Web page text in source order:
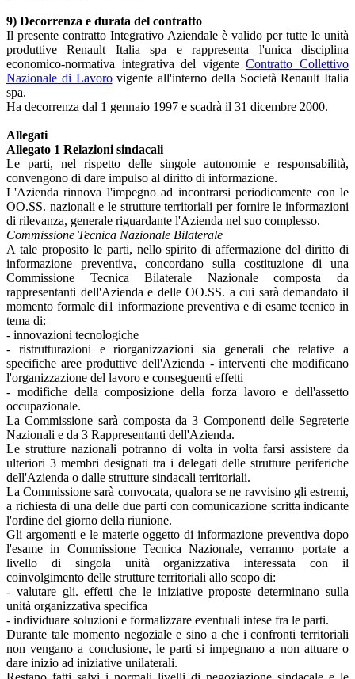
9) Decorrenza e durata del contratto
Il presente contratto Integrativo Aziendale è valido per tutte le unità
produttive Renault Italia spa e rappresenta l'unica disciplina
economico-normativa integrativa del vigenteContratto Collettivo
Nazionale di Lavorovigente all'interno della Società Renault Italia
spa.
Ha decorrenza dal 1 gennaio 1997 e scadrà il 31 dicembre 2000.
Allegati
Allegato 1 Relazioni sindacali
Le parti, nel rispetto delle singole autonomie e responsabilità,
convengono di dare impulso al diritto di informazione.
L'Azienda rinnova l'impegno ad incontrarsi periodicamente con le
OO.SS. nazionali e le strutture territoriali per fornire le informazioni
di rilevanza, generale riguardante l'Azienda nel suo complesso.
Commissione Tecnica Nazionale Bilaterale
A tale proposito le parti, nello spirito di affermazione del diritto di
informazione preventiva, concordano sulla costituzione di una
Commissione Tecnica Bilaterale Nazionale composta da
rappresentanti dell'Azienda e delle OO.SS. a cui sarà demandato il
momento formale di1 informazione preventiva e di esame tecnico in
tema di:
- innovazioni tecnologiche
- ristrutturazioni e riorganizzazioni sia generali che relative a
specifiche aree produttive dell'Azienda - interventi che modificano
l'organizzazione del lavoro e conseguenti effetti
- modifiche della composizione della forza lavoro e dell'assetto
occupazionale.
La Commissione sarà composta da 3 Componenti delle Segreterie
Nazionali e da 3 Rappresentanti dell'Azienda.
Le strutture nazionali potranno di volta in volta farsi assistere da
ulteriori 3 membri designati tra i delegati delle strutture periferiche
dell'Azienda o dalle strutture sindacali territoriali.
La Commissione sarà convocata, qualora se ne ravvisino gli estremi,
a richiesta di una delle due parti con comunicazione scritta indicante
l'ordine del giorno della riunione.
Gli argomenti e le materie oggetto di informazione preventiva dopo
l'esame in Commissione Tecnica Nazionale, verranno portate a
livello di singola unità organizzativa interessata con il
coinvolgimento delle strutture territoriali allo scopo di:
- valutare gli. effetti che le iniziative proposte determinano sulla
unità organizzativa specifica
- individuare soluzioni e formalizzare eventuali intese fra le parti.
Durante tale momento negoziale e sino a che i confronti territoriali
non vengano a conclusione, le parti si impegnano a non attuare o
dare inizio ad iniziative unilaterali.